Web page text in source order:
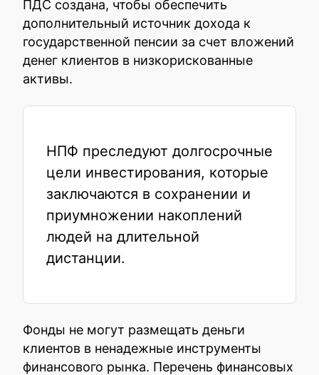
ПДС создана, чтобы обеспечить
дополнительный источник дохода к
государственной пенсии за счет вложений
денег клиентов в низкорискованные
активы.
НПФ преследуют долгосрочные
цели инвестирования, которые
заключаются в сохранении и
приумножении накоплений
людей на длительной
дистанции.
Фонды не могут размещать деньги
клиентов в ненадежные инструменты
финансового рынка. Перечень финансовых